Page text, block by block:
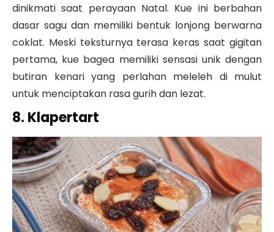
dinikmati saat perayaan Natal. Kue ini berbahan
dasar sagu dan memiliki bentuk lonjong berwarna
coklat. Meski teksturnya terasa keras saat gigitan
pertama, kue bagea memiliki sensasi unik dengan
butiran kenari yang perlahan meleleh di mulut
untuk menciptakan rasa gurih dan lezat.
8. Klapertart